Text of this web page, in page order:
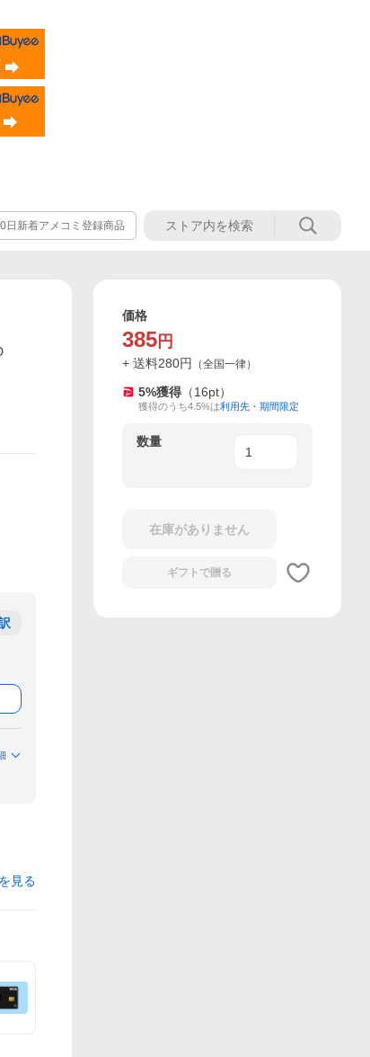
日新着アメコミ登録商品
見る
価格
385 円
+ 送料280円 （全国一律）
5%獲得 （16pt）
獲得のうち4.5%は利用先・期間限定
数量
在庫がありません
ギフトで贈る